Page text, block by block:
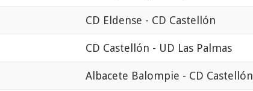
CD Eldense - CD Castellón
CD Castellón - UD Las Palmas
Albacete Balompie - CD Castellón